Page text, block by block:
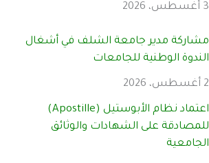
3 أغسطس، 2026
مشاركة مدير جامعة الشلف في أشغال
الندوة الوطنية للجامعات
2 أغسطس، 2026
اعتماد نظام الأبوستيل (Apostille)
للمصادقة على الشهادات والوثائق
الجامعية